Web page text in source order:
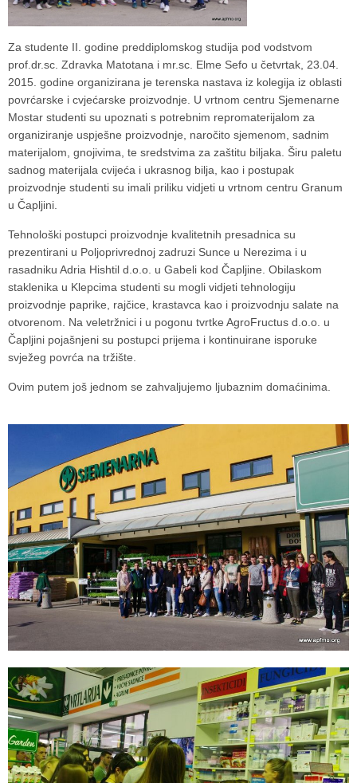
Za studente II. godine preddiplomskog studija pod vodstvom
prof.dr.sc. Zdravka Matotana i mr.sc. Elme Sefo u četvrtak, 23.04.
2015. godine organizirana je terenska nastava iz kolegija iz oblasti
povrćarske i cvjećarske proizvodnje. U vrtnom centru Sjemenarne
Mostar studenti su upoznati s potrebnim repromaterijalom za
organiziranje uspješne proizvodnje, naročito sjemenom, sadnim
materijalom, gnojivima, te sredstvima za zaštitu biljaka. Širu paletu
sadnog materijala cvijeća i ukrasnog bilja, kao i postupak
proizvodnje studenti su imali priliku vidjeti u vrtnom centru Granum
u Čapljini.
Tehnološki postupci proizvodnje kvalitetnih presadnica su
prezentirani u Poljoprivrednoj zadruzi Sunce u Nerezima i u
rasadniku Adria Hishtil d.o.o. u Gabeli kod Čapljine. Obilaskom
staklenika u Klepcima studenti su mogli vidjeti tehnologiju
proizvodnje paprike, rajčice, krastavca kao i proizvodnju salate na
otvorenom. Na veletržnici i u pogonu tvrtke AgroFructus d.o.o. u
Čapljini pojašnjeni su postupci prijema i kontinuirane isporuke
svježeg povrća na tržište.
Ovim putem još jednom se zahvaljujemo ljubaznim domaćinima.